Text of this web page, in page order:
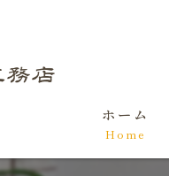
ホーム
Home